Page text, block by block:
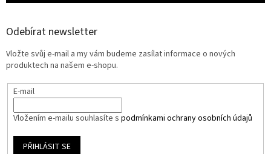
Odebírat newsletter
Vložte svůj e-mail a my vám budeme zasílat informace o nových
produktech na našem e-shopu.
E-mail
Vložením e-mailu souhlasíte s podmínkami ochrany osobních údajů
PŘIHLÁSIT SE